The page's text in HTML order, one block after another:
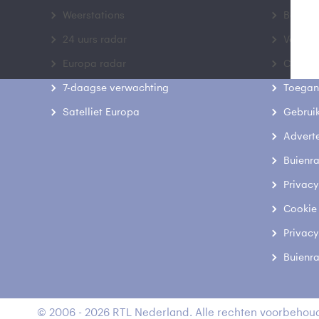
Weerstations
24 uurs radar
Europa radar
7-daagse verwachting
Satelliet Europa
Contact
© 2006 - 2026 RTL Nederland. Alle rechten